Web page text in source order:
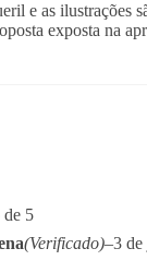
e as ilustrações
exposta na
de 5
(Verificado)–3 de